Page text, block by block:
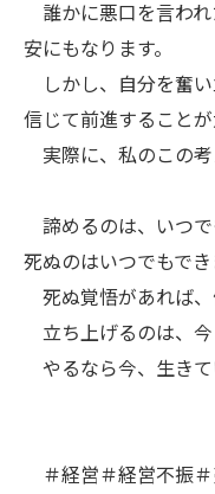
誰かに悪口を言わ
安にもなります。
しかし、自分を奮
信じて前進することが
実際に、私のこの考
諦めるのは、いつで
死ぬのはいつでもでき
死ぬ覚悟があれば、
立ち上げるのは、今
やるなら今、生きて
＃経営＃経営不振